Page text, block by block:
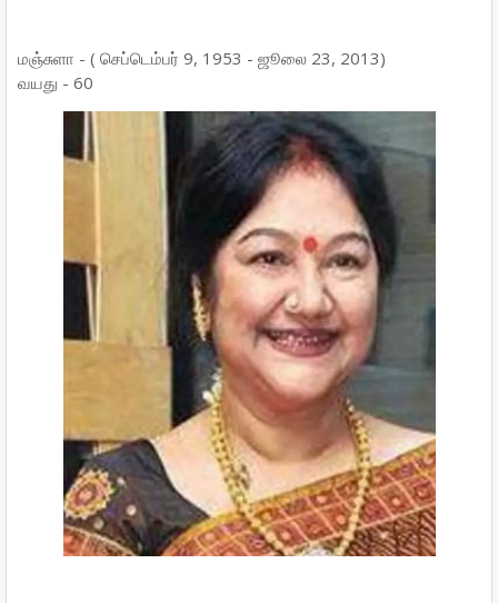
மஞ்சுளா - ( செப்டெம்பர் 9, 1953 - ஜூலை 23, 2013)
வயது - 60